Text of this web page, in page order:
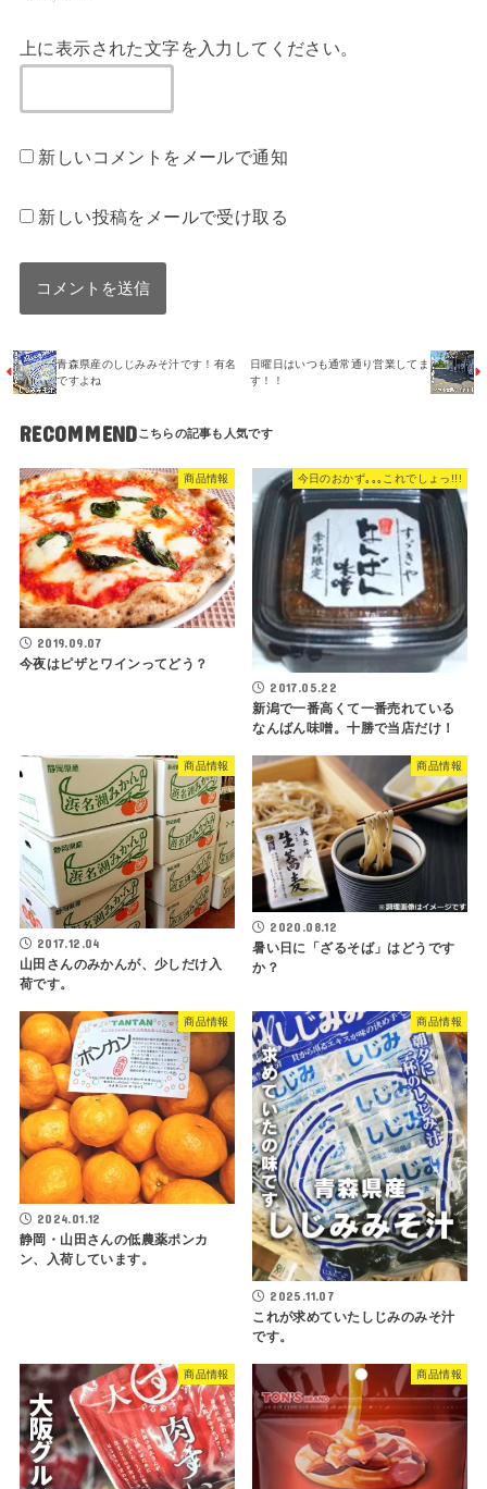
上に表示された文字を入力してください。
新しいコメントをメールで通知
新しい投稿をメールで受け取る
青森県産のしじみみそ汁です！有名
ですよね
日曜日はいつも通常通り営業してま
す！！
RECOMMEND
商品情報
2019.09.07
今夜はピザとワインってどう？
今日のおかず｡｡｡これでしょっ!!!
2017.05.22
新潟で一番高くて一番売れている
なんばん味噌。十勝で当店だけ！
商品情報
2017.12.04
山田さんのみかんが、少しだけ入
荷です。
商品情報
2020.08.12
暑い日に「ざるそば」はどうです
か？
商品情報
2024.01.12
静岡・山田さんの低農薬ポンカ
ン、入荷しています。
商品情報
2025.11.07
これが求めていたしじみのみそ汁
です。
商品情報 商品情報